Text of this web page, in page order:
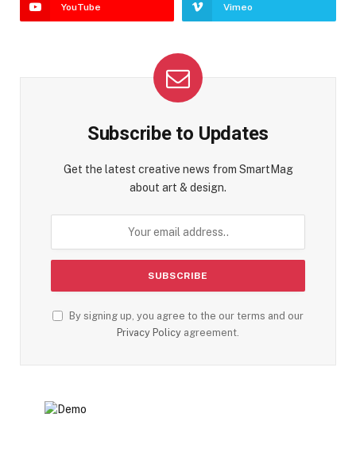
YouTube Vimeo
Subscribe to Updates
Get the latest creative news from SmartMag
about art & design.
By signing up, you agree to the our terms and our
Privacy Policy agreement.